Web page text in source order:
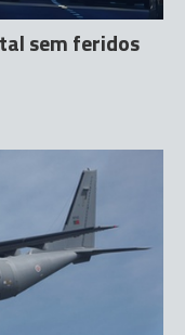
sem feridos